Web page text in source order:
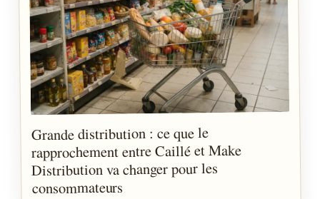
Grande distribution : ce que le
rapprochement entre Caillé et Make
Distribution va changer pour les
consommateurs